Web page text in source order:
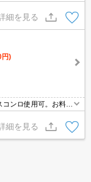
。仲介手数料家賃の
イプの使いやすい間
細を見る
円)
ンロ使用可。お料理
屋が空きました。エ
まで徒歩4分圏内!。
細を見る